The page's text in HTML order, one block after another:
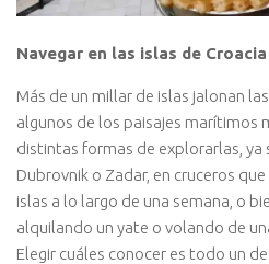
Navegar en las islas de Croacia
Más de un millar de islas jalonan
algunos de los paisajes marítimos
distintas formas de explorarlas, ya
Dubrovnik o Zadar, en cruceros
islas a lo largo de una semana, o
alquilando un yate o volando de
Elegir cuáles conocer es todo un